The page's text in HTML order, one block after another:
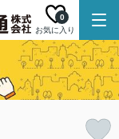
お気に入り
0